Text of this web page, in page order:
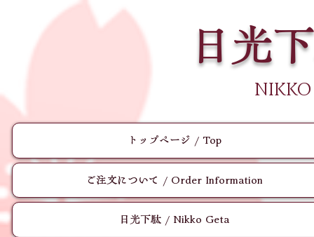
日光
トップページ / Top
ご注文について / Order Information
日光下駄 / Nikko Geta